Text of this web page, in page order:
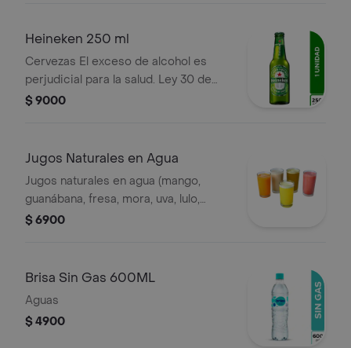
Heineken 250 ml
Cervezas El exceso de alcohol es
perjudicial para la salud. Ley 30 de
1986. Prohíbase el expendio de
$ 9000
Jugos Naturales en Agua
Jugos naturales en agua (mango,
guanábana, fresa, mora, uva, lulo,
maracuyá).
$ 6900
Brisa Sin Gas 600ML
Aguas
$ 4900